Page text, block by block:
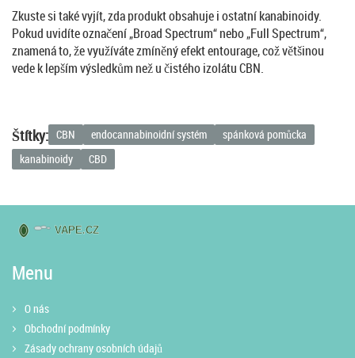
Zkuste si také vyjít, zda produkt obsahuje i ostatní kanabinoidy.
Pokud uvidíte označení „Broad Spectrum“ nebo „Full Spectrum“,
znamená to, že využíváte zmíněný efekt entourage, což většinou
vede k lepším výsledkům než u čistého izolátu CBN.
Štítky: CBN endocannabinoidní systém
spánková pomůcka
kanabinoidy
CBD
Menu
O nás
Obchodní podmínky
Zásady ochrany osobních údajů